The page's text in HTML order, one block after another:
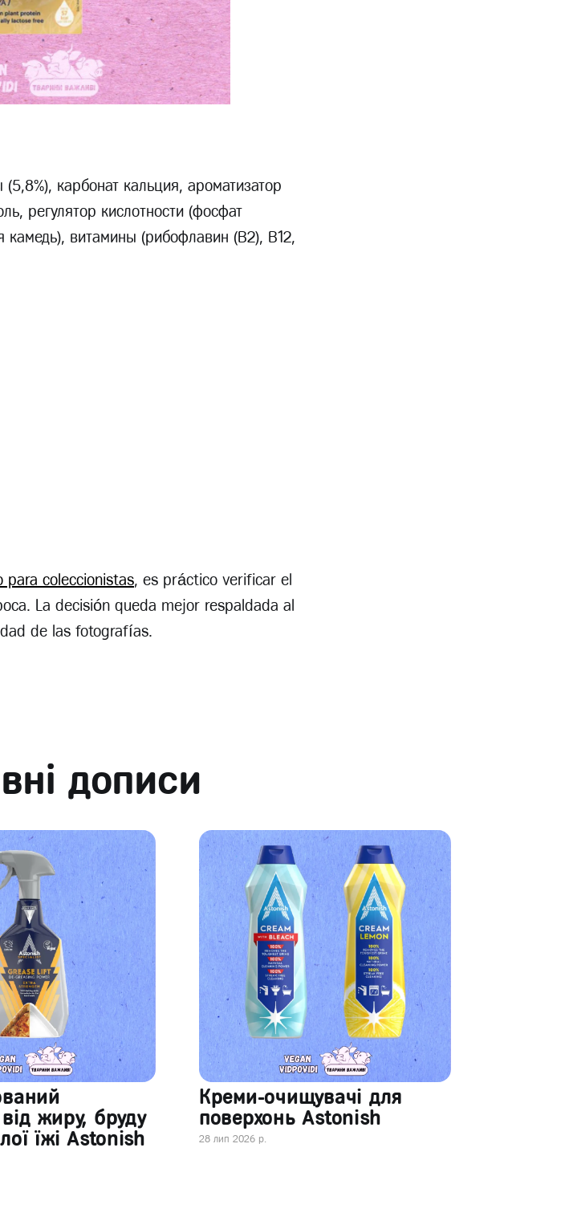
карбонат кальция, ароматизатор
регулятоp кислотности (фосфат
камедь), витамины (рибофлавин (B2), B12,
coleccionistas, es práctico verificar el
La decisión queda mejor respaldada al
de las fotografías.
дописи
жиру, бруду
їжі Astonish
Креми-очищувачі для
поверхонь Astonish
28 лип 2026 р.